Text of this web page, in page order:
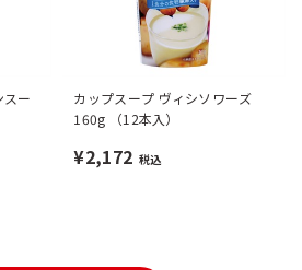
ー
カップスープ ヴィシソワーズ
160g （12本入）
¥2,172 税込